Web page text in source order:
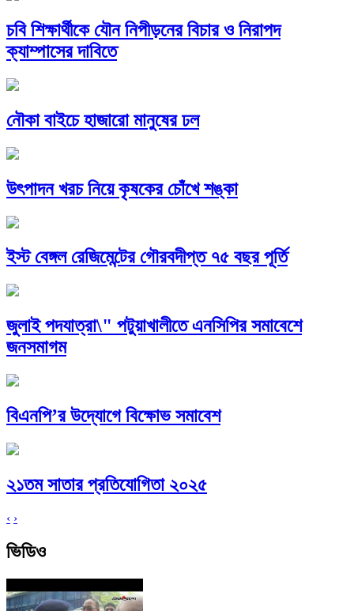
চবি শিক্ষার্থীকে যৌন নিপীড়নের বিচার ও নিরাপদ
ক্যাম্পাসের দাবিতে
নৌকা বাইচে হাজারো মানুষের ঢল
উৎপাদন খরচ নিয়ে কৃষকের চোঁখে শঙ্কা
ইস্ট বেঙ্গল রেজিমেন্টের গৌরবদীপ্ত ৭৫ বছর পূর্তি
জুলাই পদযাত্রা\" পটুয়াখালীতে এনসিপির সমাবেশে
জনসমাগম
বিএনপি’র উদ্যোগে বিক্ষোভ সমাবেশ
২১তম সাতার প্রতিযোগিতা ২০২৫
‹ ›
ভিডিও